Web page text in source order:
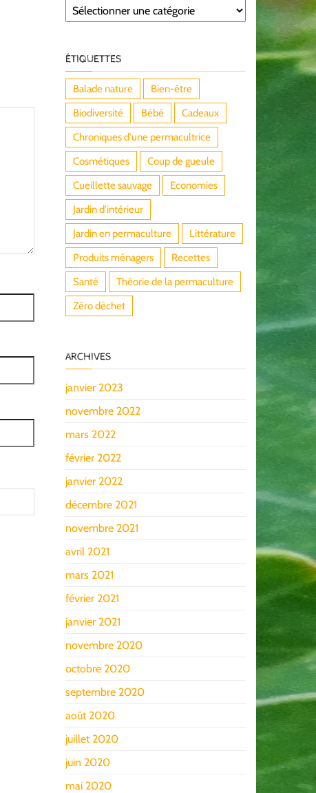
Catégories
ÉTIQUETTES
Balade nature
Bien-être
Biodiversité
Bébé
Cadeaux
Chroniques d'une permacultrice
Cosmétiques
Coup de gueule
Cueillette sauvage
Economies
Jardin d'intérieur
Jardin en permaculture
Littérature
Produits ménagers
Recettes
Santé
Théorie de la permaculture
Zéro déchet
ARCHIVES
janvier 2023
novembre 2022
mars 2022
février 2022
janvier 2022
décembre 2021
novembre 2021
avril 2021
mars 2021
février 2021
janvier 2021
novembre 2020
octobre 2020
septembre 2020
août 2020
juillet 2020
juin 2020
mai 2020